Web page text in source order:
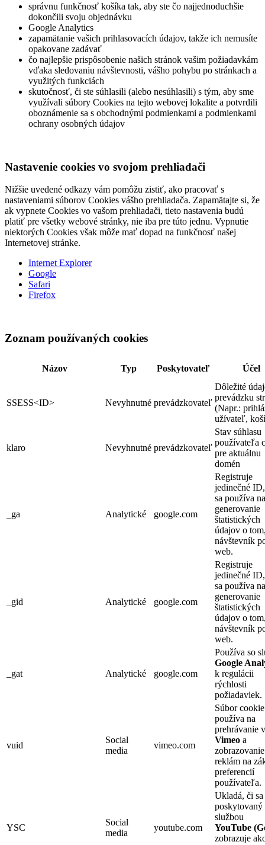
správnu funkčnosť košíka tak, aby ste čo najjednoduchšie
dokončili svoju objednávku
Google Analytics
zapamätanie vašich prihlasovacích údajov, takže ich nemusíte
opakovane zadávať
čo najlepšie prispôsobenie našich stránok vašim požiadavkám
vďaka sledovaniu návštevnosti, vášho pohybu po stránkach a
využitých funkciách
skutočnosť, či ste súhlasili (alebo nesúhlasili) s tým, aby sme
využívali súbory Cookies na tejto webovej lokalite a potvrdili
oboznámenie sa s obchodnými podmienkami a podmienkami
ochrany osobných údajov
Nastavenie cookies vo svojom prehliadači
Nižšie uvedené odkazy vám pomôžu zistiť, ako pracovať s
nastaveniami súborov Cookies vášho prehliadača. Zapamätajte si, že
ak vypnete Cookies vo vašom prehliadači, tieto nastavenia budú
platiť pre všetky webové stránky, nie iba pre túto jednu. Vypnutie
niektorých Cookies však môže mať dopad na funkčnosť našej
Internetovej stránke.
Internet Explorer
Google
Safari
Firefox
Zoznam používaných cookies
Názov Typ Poskytovateľ Účel
SSESS<ID> Nevyhnutné prevádzkovateľ
Dôležité
prevádzku
(Napr.:
užívateľ,
klaro Nevyhnutné prevádzkovateľ
Stav súhlasu
používateľa
pre aktuálnu
domén
_ga Analytické google.com
Registruje
jedinečné
sa používa na
generovanie
štatistických
údajov o
návštevník
web.
_gid Analytické google.com
Registruje
jedinečné
sa používa na
generovanie
štatistických
údajov o
návštevník
web.
_gat Analytické google.com
Používa so
Google
k regulácii
rýchlosti
požiadaviek.
vuid
Social
media
vimeo.com
Súbor
používa na
prehrávanie
Vimeo a
zobrazovanie
reklám na
preferencií
používateľa.
YSC
Social
media
youtube.com
Ukladá, či sa
poskytovaný
službou
YouTube
zobrazuje